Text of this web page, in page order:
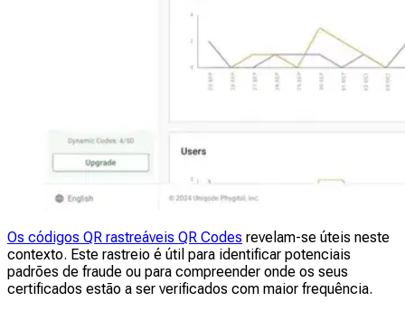
Os códigos QR rastreáveis QR Codes revelam-se úteis neste
contexto. Este rastreio é útil para identificar potenciais
padrões de fraude ou para compreender onde os seus
certificados estão a ser verificados com maior frequência.